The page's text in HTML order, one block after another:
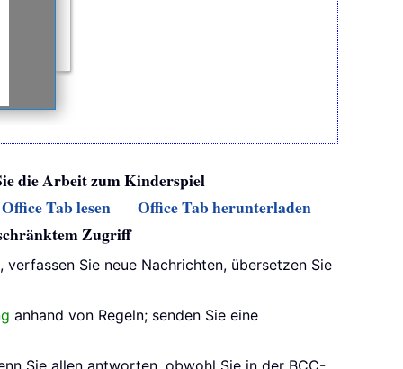
die Arbeit zum Kinderspiel
Tab lesen
Office Tab herunterladen
Zugriff
Sie neue Nachrichten, übersetzen Sie
anhand von Regeln; senden Sie eine